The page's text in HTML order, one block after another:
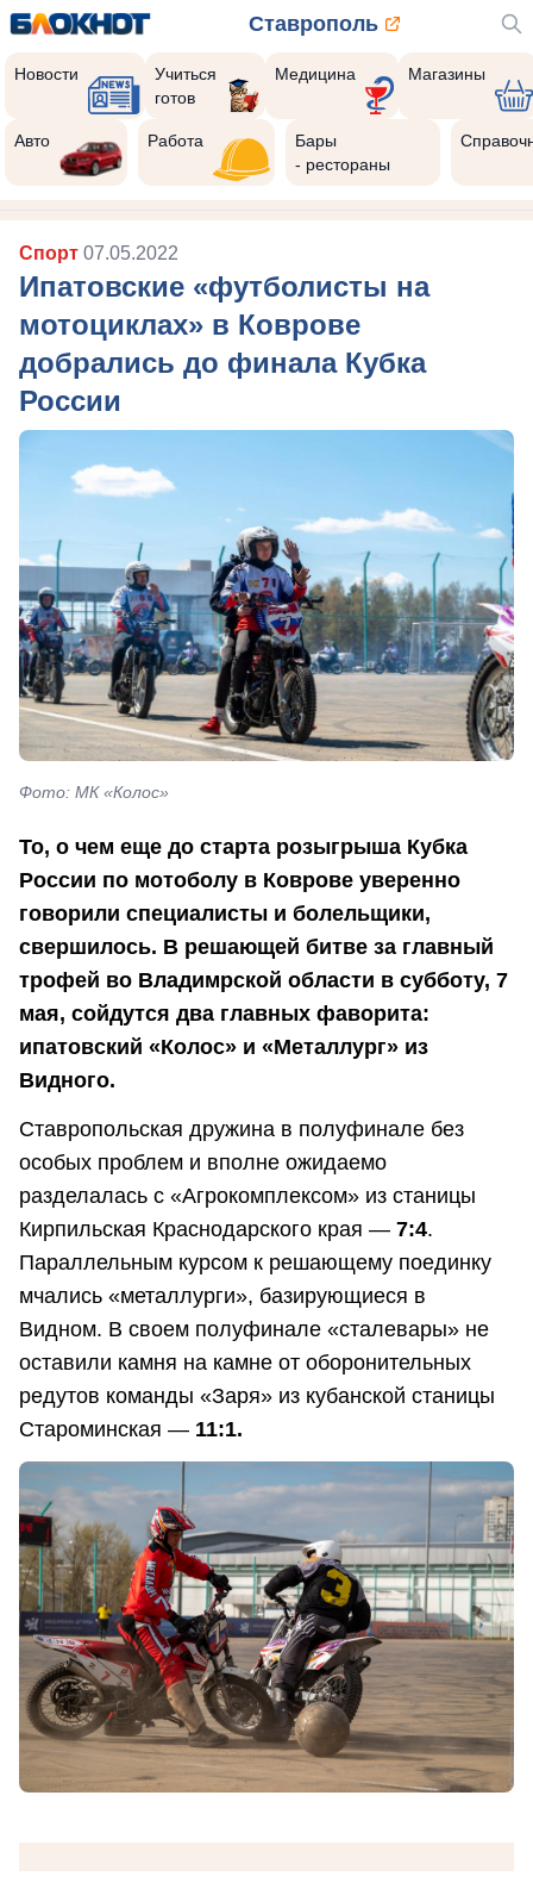
Ставрополь
Новости
Учиться
готов
Медицина Магазины
Авто Работа
Бары
- рестораны
Спорт 07.05.2022
Ипатовские «футболисты на
мотоциклах» в Коврове
добрались до финала Кубка
России
Фото: МК «Колос»
То, о чем еще до старта розыгрыша Кубка
России по мотоболу в Коврове уверенно
говорили специалисты и болельщики,
свершилось. В решающей битве за главный
трофей во Владимрской области в субботу, 7
мая, сойдутся два главных фаворита:
ипатовский «Колос» и «Металлург» из
Видного.
Ставропольская дружина в полуфинале без
особых проблем и вполне ожидаемо
разделалась с «Агрокомплексом» из станицы
Кирпильская Краснодарского края — 7:4.
Параллельным курсом к решающему поединку
мчались «металлурги», базирующиеся в
Видном. В своем полуфинале «сталевары» не
оставили камня на камне от оборонительных
редутов команды «Заря» из кубанской станицы
Староминская — 11:1.